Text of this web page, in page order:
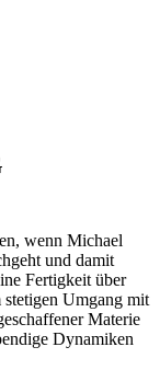
wenn Michael
und damit
Fertigkeit über
Umgang mit
Materie
Dynamiken